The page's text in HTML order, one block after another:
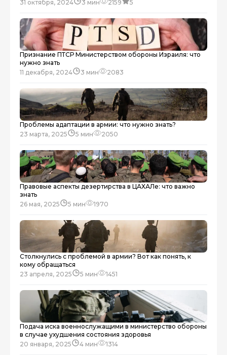
31 октября, 2024 3 мин 2159 5
11 декабря, 2024 3 мин 2083
Признание ПТСР Министерством обороны Израиля: что
нужно знать
23 марта, 2025 5 мин 2050
Проблемы адаптации в армии: что нужно знать?
26 мая, 2025 5 мин 1970
Правовые аспекты дезертирства в ЦАХАЛе: что важно
знать
23 апреля, 2025 5 мин 1451
Столкнулись с проблемой в армии? Вот как понять, к
кому обращаться
20 января, 2025 4 мин 1314
Подача иска военнослужащими в министерство обороны
в случае ухудшения состояния здоровья